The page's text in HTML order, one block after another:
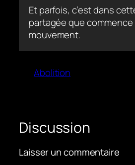
Et parfois, c’est dans
partagée que commence
mouvement.
Abolition
Discussion
Laisser un commentaire